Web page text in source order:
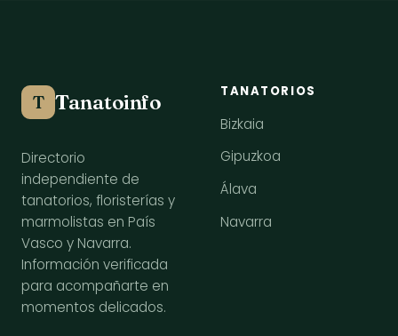
T Tanatoinfo
Directorio
independiente de
tanatorios, floristerías y
marmolistas en País
Vasco y Navarra.
Información verificada
para acompañarte en
momentos delicados.
TANATORIOS
Bizkaia
Gipuzkoa
Álava
Navarra